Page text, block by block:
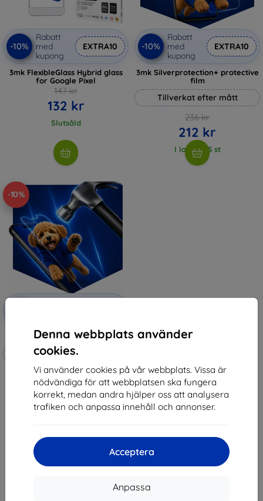
Denna webbplats använder
cookies.
Vi använder cookies på vår webbplats. Vissa är
nödvändiga för att webbplatsen ska fungera
korrekt, medan andra hjälper oss att analysera
trafiken och anpassa innehåll och annonser.
Acceptera
Anpassa
-10%
Rabatt
med
kupong
EXTRA10
3mk FlexibleGlass Hybrid glass
for Google Pixel
147 kr
132 kr
Slutsåld
-10%
Rabatt
med
kupong
EXTRA10
3mk Silverprotection+ protective
film
Tillverkat efter mått
236 kr
212 kr
I lager > 5 st
-10%
Rabatt
3mk Hammer protective film
Tillverkat efter mått
247 kr
222 kr
I lager 3 st